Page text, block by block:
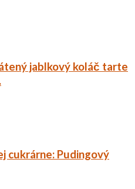
jablkový koláč tarte
cukrárne: Pudingový